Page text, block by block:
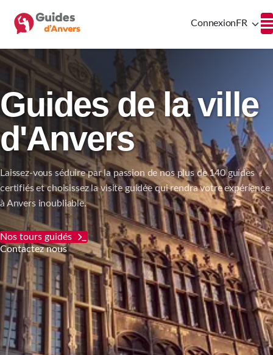
Connexion FR
Guides de la ville
d'Anvers
Laissez-vous séduire par la passion de nos plus de 140 guides
certifiés et choisissez la visite guidée qui rendra votre expérience
à Anvers inoubliable.
Nos tours guidés
Contactez nous